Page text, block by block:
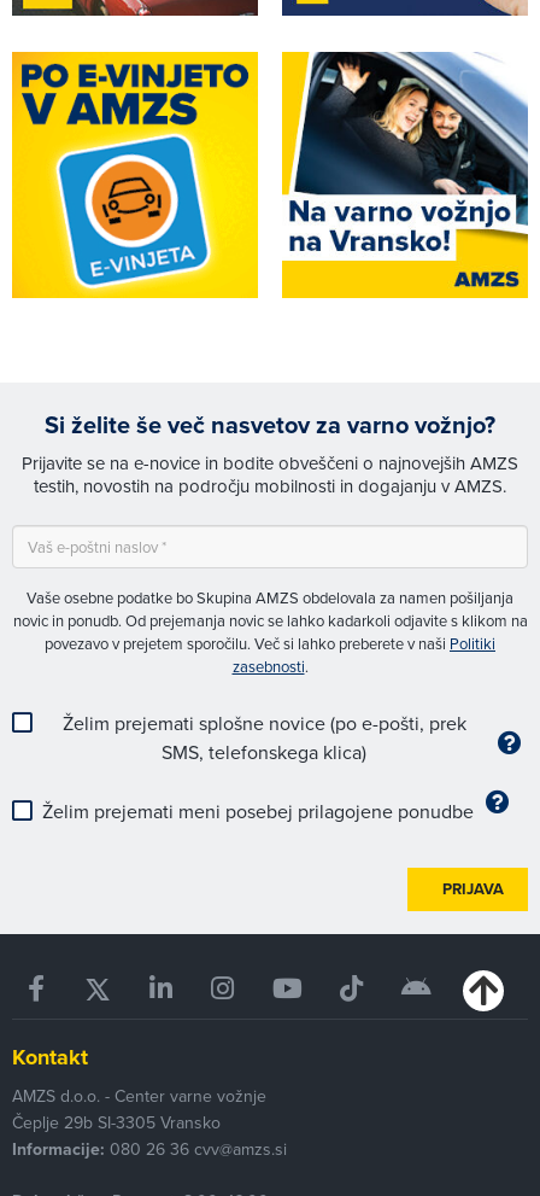
Si želite še več nasvetov za varno vožnjo?
Prijavite se na e-novice in bodite obveščeni o najnovejših AMZS
testih, novostih na področju mobilnosti in dogajanju v AMZS.
Vaše osebne podatke bo Skupina AMZS obdelovala za namen pošiljanja
novic in ponudb. Od prejemanja novic se lahko kadarkoli odjavite s klikom na
povezavo v prejetem sporočilu. Več si lahko preberete v naši Politiki
zasebnosti.
Želim prejemati splošne novice (po e-pošti, prek
SMS, telefonskega klica)
Želim prejemati meni posebej prilagojene ponudbe
PRIJAVA
Kontakt
AMZS d.o.o. - Center varne vožnje
Čeplje 29b SI-3305 Vransko
Informacije: 080 26 36 cvv@amzs.si